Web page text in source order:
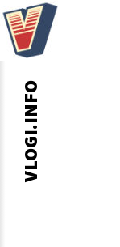
VLOGI.INFO